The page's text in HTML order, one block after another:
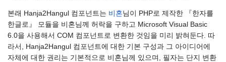
본래 Hanja2Hangul 컴포넌트는 비혼님이 PHP로 제작한 『한자를
한글로』 모듈을 비혼님께 허락을 구하고 Microsoft Visual Basic
6.0을 사용해서 COM 컴포넌트로 변환한 것임을 미리 밝혀둔다. 따
라서, Hanja2Hangul 컴포넌트에 대한 기본 구성과 그 아이디어에
자체에 대한 권리는 기본적으로 비혼님께 있으며, 필자는 단지 변환